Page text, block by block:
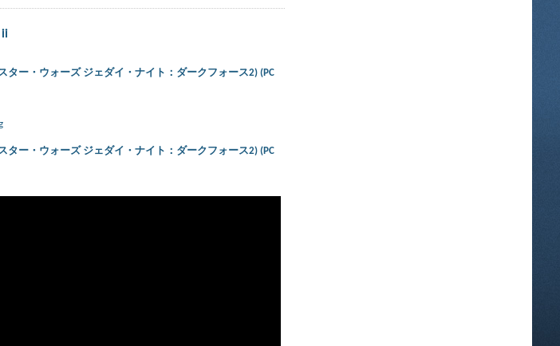
ii
II (— スター・ウォーズ ジェダイ・ナイト：ダークフォース2) (PC
II (— スター・ウォーズ ジェダイ・ナイト：ダークフォース2) (PC